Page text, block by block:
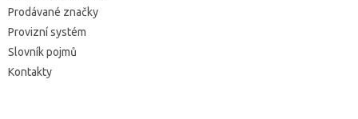
Prodávané značky
Provizní systém
Slovník pojmů
Kontakty